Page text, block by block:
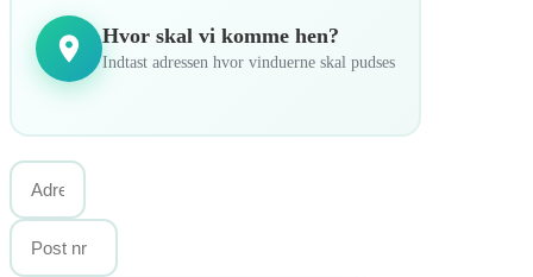
Hvor skal vi komme hen?
Indtast adressen hvor vinduerne skal pudses